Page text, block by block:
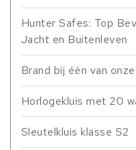
Hunter Safes: Top
Jacht en Buitenleven
Brand bij één van
Horlogekluis met 20
Sleutelkluis klasse S2